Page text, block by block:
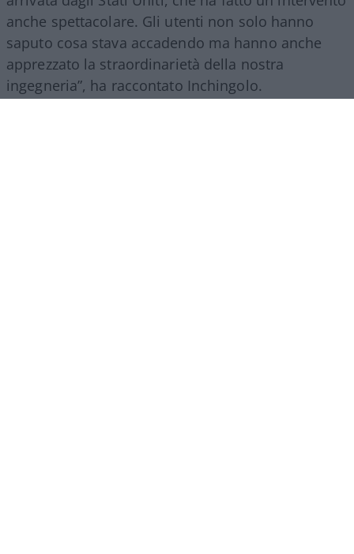
anche spettacolare. Gli utenti non solo hanno
saputo cosa stava accadendo ma hanno anche
apprezzato la straordinarietà della nostra
ingegneria”, ha raccontato Inchingolo.